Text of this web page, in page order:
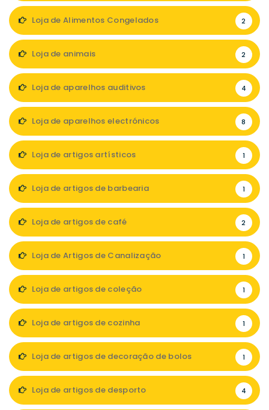
Loja de Alimentos Congelados 2
Loja de animais 2
Loja de aparelhos auditivos 4
Loja de aparelhos electrónicos 8
Loja de artigos artísticos 1
Loja de artigos de barbearia 1
Loja de artigos de café 2
Loja de Artigos de Canalização 1
Loja de artigos de coleção 1
Loja de artigos de cozinha 1
Loja de artigos de decoração de bolos 1
Loja de artigos de desporto 4